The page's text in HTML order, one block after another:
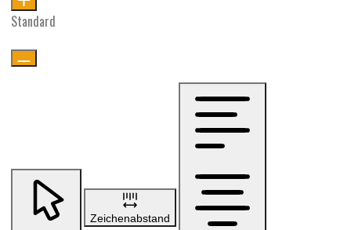
Standard
Zeichenabstand